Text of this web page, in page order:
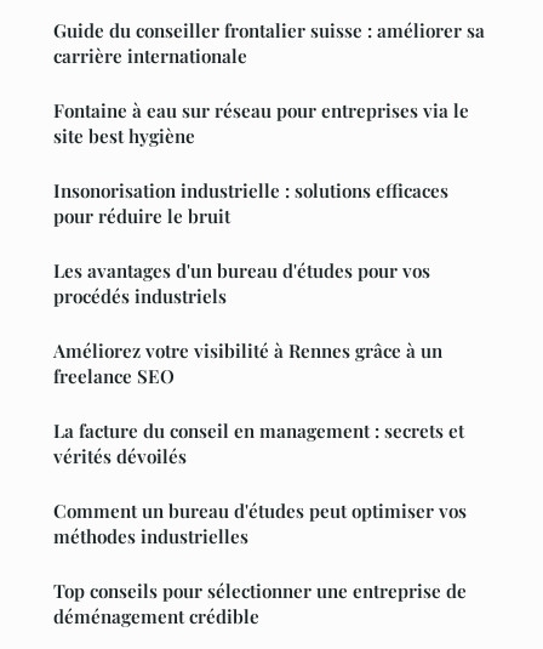
Guide du conseiller frontalier suisse : améliorer sa
carrière internationale
Fontaine à eau sur réseau pour entreprises via le
site best hygiène
Insonorisation industrielle : solutions efficaces
pour réduire le bruit
Les avantages d'un bureau d'études pour vos
procédés industriels
Améliorez votre visibilité à Rennes grâce à un
freelance SEO
La facture du conseil en management : secrets et
vérités dévoilés
Comment un bureau d'études peut optimiser vos
méthodes industrielles
Top conseils pour sélectionner une entreprise de
déménagement crédible